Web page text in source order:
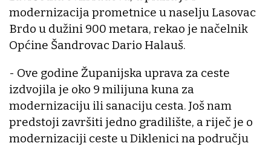
modernizacija prometnice u naselju Lasovac
Brdo u dužini 900 metara, rekao je načelnik
Općine Šandrovac Dario Halauš.
- Ove godine Županijska uprava za ceste
izdvojila je oko 9 milijuna kuna za
modernizaciju ili sanaciju cesta. Još nam
predstoji završiti jedno gradilište, a riječ je o
modernizaciji ceste u Diklenici na području